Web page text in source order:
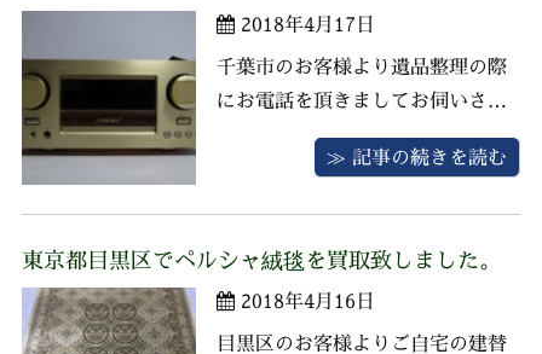
おりますのでお客様にご満足いた
だける価 ...
2018年4月17日
千葉市のお客様より遺品整理の際
にお電話を頂きましてお伺いさせ
ていただきました。 お品物は
BOSEのアンプ、スピーカー、ウ
た。 アンプとスピーカーはお父様
が大事にお使いになられていたた
め状態は良くお客様にご満足いた
≫ 記事の続きを読む
東京都目黒区でペルシャ絨毯を買取致しました。
2018年4月16日
目黒区のお客様よりご自宅の建替